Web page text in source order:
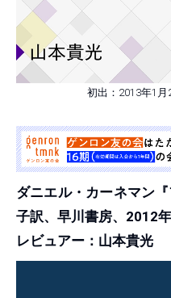
初出：2013年1月
ダニエル・カーネマン
子訳、早川書房、2012
レビュアー：山本貴光